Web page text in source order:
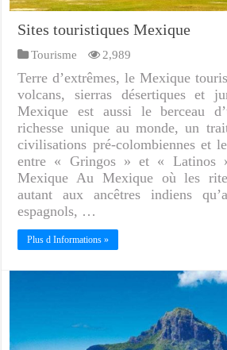
Sites touristiques Mexique
Tourisme 2,989
Terre d’extrêmes, le Mexique
volcans, sierras désertiques et
Mexique est aussi le berceau
richesse unique au monde, un
civilisations pré-colombiennes et
entre « Gringos » et « Latinos
Mexique Au Mexique où les
autant aux ancêtres indiens
espagnols, …
Plus d Informations »